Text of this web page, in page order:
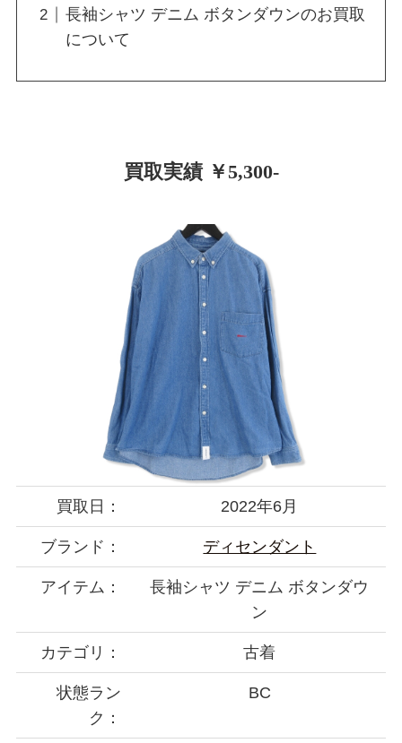
長袖シャツ デニム ボタンダウンのお買取
について
買取実績 ￥5,300-
買取日： 2022年6月
ブランド： ディセンダント
アイテム：
長袖シャツ デニム ボタンダウ
ン
カテゴリ： 古着
状態ラン
ク：
BC